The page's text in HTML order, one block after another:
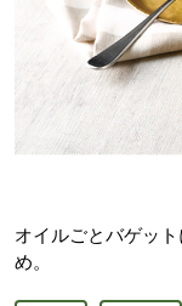
オイルごとバゲッ
め。